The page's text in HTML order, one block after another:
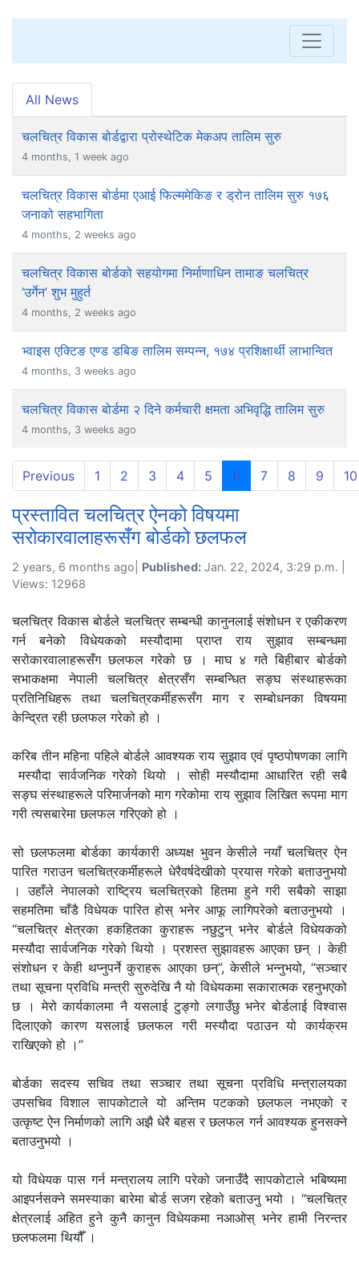
All News
चलचित्र विकास बोर्डद्वारा प्रोस्थेटिक मेकअप तालिम सुरु
4 months, 1 week ago
चलचित्र विकास बोर्डमा एआई फिल्ममेकिङ र ड्रोन तालिम सुरु १७६
जनाको सहभागिता
4 months, 2 weeks ago
चलचित्र विकास बोर्डको सहयोगमा निर्माणाधिन तामाङ चलचित्र
‘उर्गेन’ शुभ मुहुर्त
4 months, 2 weeks ago
भ्वाइस एक्टिङ एण्ड डबिङ तालिम सम्पन्न, १७४ प्रशिक्षार्थी लाभान्वित
4 months, 3 weeks ago
चलचित्र विकास बोर्डमा २ दिने कर्मचारी क्षमता अभिवृद्धि तालिम सुरु
4 months, 3 weeks ago
Previous 1 2 3 4 5 6 (current)
7 8 9 10
प्रस्तावित चलचित्र ऐनको विषयमा
सरोकारवालाहरूसँग बोर्डको छलफल
2 years, 6 months ago| Published: Jan. 22, 2024, 3:29 p.m. |
Views: 12968
चलचित्र विकास बोर्डले चलचित्र सम्बन्धी कानुनलाई संशोधन र एकीकरण
गर्न बनेको विधेयकको मस्यौदामा प्राप्त राय सुझाव सम्बन्धमा
सरोकारवालाहरूसँग छलफल गरेको छ । माघ ४ गते बिहीबार बोर्डको
सभाकक्षमा नेपाली चलचित्र क्षेत्रसँग सम्बन्धित सङ्घ संस्थाहरूका
प्रतिनिधिहरू तथा चलचित्रकर्मीहरूसँग माग र सम्बोधनका विषयमा
केन्द्रित रही छलफल गरेको हो ।
करिब तीन महिना पहिले बोर्डले आवश्यक राय सुझाव एवं पृष्ठपोषणका लागि
मस्यौदा सार्वजनिक गरेको थियो । सोही मस्यौदामा आधारित रही सबै
सङ्घ संस्थाहरूले परिमार्जनको माग गरेकोमा राय सुझाव लिखित रूपमा माग
गरी त्यसबारेमा छलफल गरिएको हो ।
सो छलफलमा बोर्डका कार्यकारी अध्यक्ष भुवन केसीले नयाँ चलचित्र ऐन
पारित गराउन चलचित्रकर्मीहरूले धेरैवर्षदेखीको प्रयास गरेको बताउनुभयो
। उहाँले नेपालको राष्ट्रिय चलचित्रको हितमा हुने गरी सबैको साझा
सहमतिमा चाँडै विधेयक पारित होस् भनेर आफू लागिपरेको बताउनुभयो ।
“चलचित्र क्षेत्रका हकहितका कुराहरू नछुटुन् भनेर बोर्डले विधेयकको
मस्यौदा सार्वजनिक गरेको थियो । प्रशस्त सुझावहरू आएका छन् । केही
संशोधन र केही थप्नुपर्ने कुराहरू आएका छन्”, केसीले भन्नुभयो, “सञ्चार
तथा सूचना प्रविधि मन्त्री सुरुदेखि नै यो विधेयकमा सकारात्मक रहनुभएको
छ । मेरो कार्यकालमा नै यसलाई टुङ्गो लगाउँछु भनेर बोर्डलाई विश्वास
दिलाएको कारण यसलाई छलफल गरी मस्यौदा पठाउन यो कार्यक्रम
राखिएको हो ।”
बोर्डका सदस्य सचिव तथा सञ्चार तथा सूचना प्रविधि मन्त्रालयका
उपसचिव विशाल सापकोटाले यो अन्तिम पटकको छलफल नभएको र
उत्कृष्ट ऐन निर्माणको लागि अझै धेरै बहस र छलफल गर्न आवश्यक हुनसक्ने
बताउनुभयो ।
यो विधेयक पास गर्न मन्त्रालय लागि परेको जनाउँदै सापकोटाले भबिष्यमा
आइपर्नसक्ने समस्याका बारेमा बोर्ड सजग रहेको बताउनु भयो । “चलचित्र
क्षेत्रलाई अहित हुने कुनै कानुन विधेयकमा नआओस् भनेर हामी निरन्तर
छलफलमा थियौँ ।